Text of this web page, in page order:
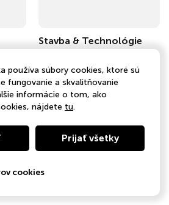
Stavba & Technológie
používa súbory cookies, ktoré sú
fungovanie a skvalitňovanie
informácie o tom, ako
nájdete tu.
Prijať všetky
cookies